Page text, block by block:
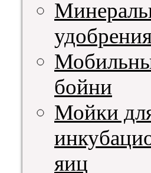
бойни
Мойки
яиц